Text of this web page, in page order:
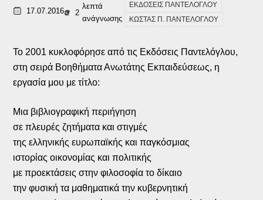
17.07.2016 2
λεπτά
ανάγνωσης
ΕΚΔΟΣΕΙΣ ΠΑΝΤΕΛΟΓΛΟΥ
ΚΩΣΤΑΣ Π. ΠΑΝΤΕΛΟΓΛΟΥ
Το 2001 κυκλοφόρησε από τις Εκδόσεις Παντελόγλου,
στη σειρά Βοηθήματα Ανωτάτης Εκπαιδεύσεως, η
εργασία μου με τίτλο:
Μια βιβλιογραφική περιήγηση
σε πλευρές ζητήματα και στιγμές
της ελληνικής ευρωπαϊκής και παγκόσμιας
ιστορίας οικονομίας και πολιτικής
με προεκτάσεις στην φιλοσοφία το δίκαιο
την φυσική τα μαθηματικά την κυβερνητική